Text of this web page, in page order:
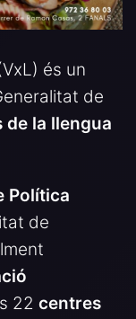
és un
de
de la llengua
Política
de
22 centres